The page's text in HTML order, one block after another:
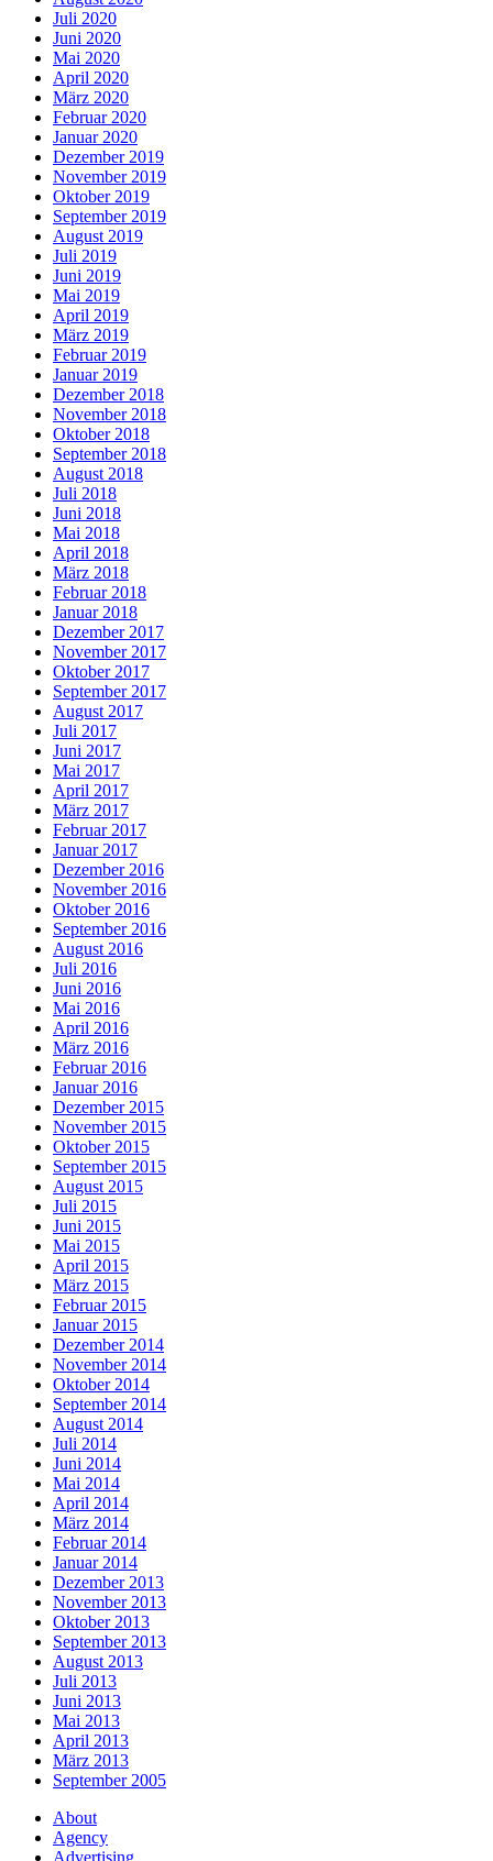
Juli 2020
Juni 2020
Mai 2020
April 2020
März 2020
Februar 2020
Januar 2020
Dezember 2019
November 2019
Oktober 2019
September 2019
August 2019
Juli 2019
Juni 2019
Mai 2019
April 2019
März 2019
Februar 2019
Januar 2019
Dezember 2018
November 2018
Oktober 2018
September 2018
August 2018
Juli 2018
Juni 2018
Mai 2018
April 2018
März 2018
Februar 2018
Januar 2018
Dezember 2017
November 2017
Oktober 2017
September 2017
August 2017
Juli 2017
Juni 2017
Mai 2017
April 2017
März 2017
Februar 2017
Januar 2017
Dezember 2016
November 2016
Oktober 2016
September 2016
August 2016
Juli 2016
Juni 2016
Mai 2016
April 2016
März 2016
Februar 2016
Januar 2016
Dezember 2015
November 2015
Oktober 2015
September 2015
August 2015
Juli 2015
Juni 2015
Mai 2015
April 2015
März 2015
Februar 2015
Januar 2015
Dezember 2014
November 2014
Oktober 2014
September 2014
August 2014
Juli 2014
Juni 2014
Mai 2014
April 2014
März 2014
Februar 2014
Januar 2014
Dezember 2013
November 2013
Oktober 2013
September 2013
August 2013
Juli 2013
Juni 2013
Mai 2013
April 2013
März 2013
September 2005
About
Agency
Advertising